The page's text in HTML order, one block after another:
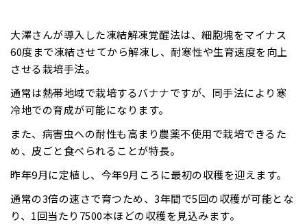
大澤さんが導入した凍結解凍覚醒法は、細胞塊をマイナス
60度まで凍結させてから解凍し、耐寒性や生育速度を向上
させる栽培手法。
通常は熱帯地域で栽培するバナナですが、同手法により寒
冷地での育成が可能になります。
また、病害虫への耐性も高まり農薬不使用で栽培できるた
め、皮ごと食べられることが特長。
昨年9月に定植し、今年9月ころに最初の収穫を迎えます。
通常の3倍の速さで育つため、3年間で5回の収穫が可能とな
り、1回当たり7500本ほどの収穫を見込みます。